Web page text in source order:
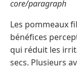
core/paragraph
Les pommeaux
bénéfices
qui réduit les
secs. Plusieurs